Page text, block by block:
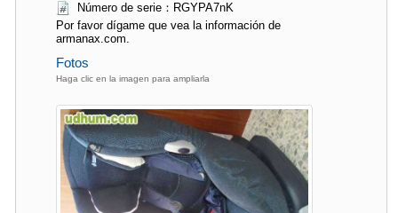
Número de serie：RGYPA7nK
Por favor dígame que vea la información de
armanax.com.
Fotos
Haga clic en la imagen para ampliarla